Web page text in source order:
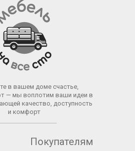
в вашем доме счастье,
— мы воплотим ваши идеи в
качество, доступность
и комфорт
Покупателям